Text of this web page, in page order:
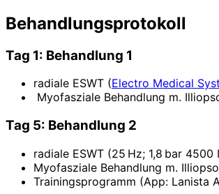
Behandlungsprotokoll
Tag 1: Behandlung 1
radiale ESWT (Electro Medical
Myofasziale Behandlung m.
Tag 5: Behandlung 2
radiale ESWT (25 Hz; 1,8 bar 4500
Myofasziale Behandlung m.
Trainingsprogramm (App: Lanista